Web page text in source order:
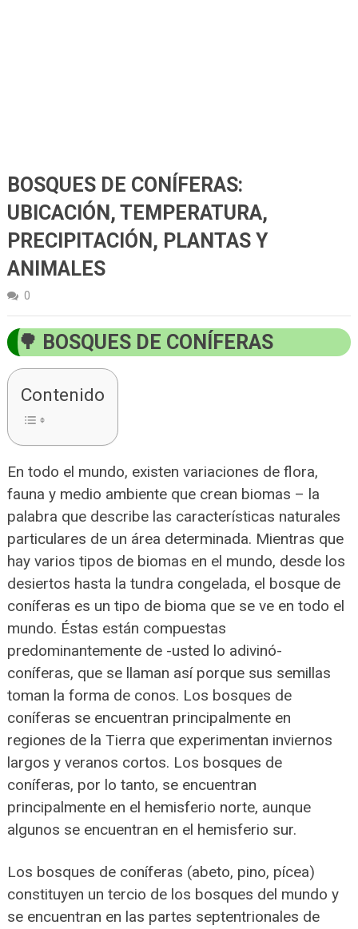
BOSQUES DE CONÍFERAS:
UBICACIÓN, TEMPERATURA,
PRECIPITACIÓN, PLANTAS Y
ANIMALES
0
BOSQUES DE CONÍFERAS
Contenido
En todo el mundo, existen variaciones de flora,
fauna y medio ambiente que crean biomas – la
palabra que describe las características naturales
particulares de un área determinada. Mientras que
hay varios tipos de biomas en el mundo, desde los
desiertos hasta la tundra congelada, el bosque de
coníferas es un tipo de bioma que se ve en todo el
mundo. Éstas están compuestas
predominantemente de -usted lo adivinó-
coníferas, que se llaman así porque sus semillas
toman la forma de conos. Los bosques de
coníferas se encuentran principalmente en
regiones de la Tierra que experimentan inviernos
largos y veranos cortos. Los bosques de
coníferas, por lo tanto, se encuentran
principalmente en el hemisferio norte, aunque
algunos se encuentran en el hemisferio sur.
Los bosques de coníferas (abeto, pino, pícea)
constituyen un tercio de los bosques del mundo y
se encuentran en las partes septentrionales de